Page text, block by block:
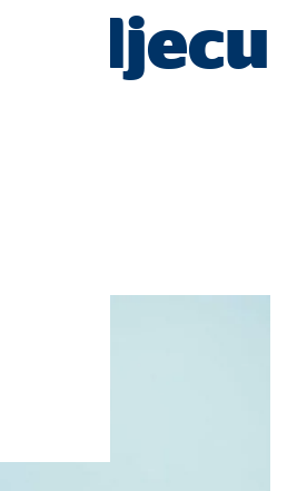
osobu i prijavite
kreditiranje
djecu